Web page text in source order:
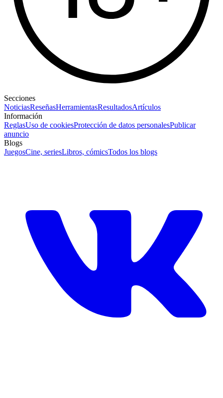
Secciones
NoticiasReseñasHerramientasResultadosArtículos
Información
ReglasUso de cookiesProtección de datos personalesPublicar
anuncio
Blogs
JuegosCine, seriesLibros, cómicsTodos los blogs